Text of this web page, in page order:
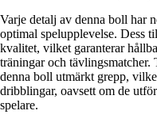
Varje detalj av denna boll har
optimal spelupplevelse. Dess
kvalitet, vilket garanterar
träningar och tävlingsmatcher.
denna boll utmärkt grepp,
dribblingar, oavsett om de
spelare.